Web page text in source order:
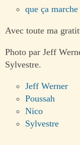
que ça marche
Avec toute ma
Photo par Jeff
Sylvestre.
Jeff Werner
Poussah
Nico
Sylvestre